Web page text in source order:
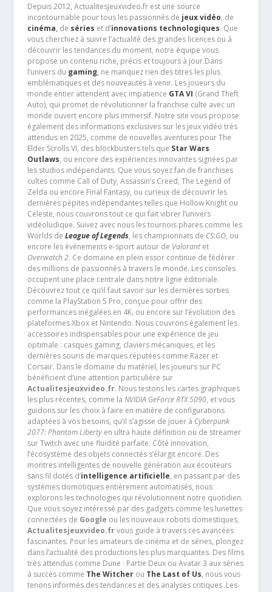
Depuis 2012, Actualitesjeuxvideo.fr est une source
incontournable pour tous les passionnés de jeux vidéo, de
cinéma,de séries et d’innovations technologiques. Que
vous cherchiez à suivre l’actualité des grandes licences ou à
découvrir les tendances du moment, notre équipe vous
propose un contenu riche, précis et toujours à jour.Dans
l’univers du gaming, ne manquez rien des titres les plus
emblématiques et des nouveautés à venir. Les joueurs du
monde entier attendent avec impatience GTA VI (Grand Theft
Auto), qui promet de révolutionner la franchise culte avec un
monde ouvert encore plus immersif. Notre site vous propose
également des informations exclusives sur les jeux vidéo très
attendus en 2025, comme de nouvelles aventures pour The
Elder Scrolls VI, des blockbusters tels que Star Wars
Outlaws, ou encore des expériences innovantes signées par
les studios indépendants. Que vous soyez fan de franchises
cultes comme Call of Duty, Assassin’s Creed, The Legend of
Zelda ou encore Final Fantasy, ou curieux de découvrir les
dernières pépites indépendantes telles que Hollow Knight ou
Celeste, nous couvrons tout ce qui fait vibrer l’univers
vidéoludique. Suivez avec nous les tournois phares comme les
Worlds de League of Legends, les championnats de CS:GO, ou
encore les événements e-sport autour de Valorantet
Overwatch 2. Ce domaine en plein essor continue de fédérer
des millions de passionnés à travers le monde. Les consoles
occupent une place centrale dans notre ligne éditoriale.
Découvrez tout ce qu’il faut savoir sur les dernières sorties
comme la PlayStation 5 Pro, conçue pour offrir des
performances inégalées en 4K, ou encore sur l’évolution des
plateformes Xbox et Nintendo. Nous couvrons également les
accessoires indispensables pour une expérience de jeu
optimale : casques gaming, claviers mécaniques, et les
dernières souris de marques réputées comme Razer et
Corsair. Dans le domaine du matériel, les joueurs sur PC
bénéficient d’une attention particulière sur
Actualitesjeuxvideo.fr. Nous testons les cartes graphiques
les plus récentes, comme la NVIDIA GeForce RTX 5090, et vous
guidons sur les choix à faire en matière de configurations
adaptées à vos besoins, qu’il s’agisse de jouer à Cyberpunk
2077: Phantom Libertyen ultra haute définition ou de streamer
sur Twitch avec une fluidité parfaite. Côté innovation,
l’écosystème des objets connectés s’élargit encore. Des
montres intelligentes de nouvelle génération aux écouteurs
sans fil dotés d’intelligence artificielle, en passant par des
systèmes domotiques entièrement automatisés, nous
explorons les technologies qui révolutionnent notre quotidien.
Que vous soyez intéressé par des gadgets comme les lunettes
connectées de Google ou les nouveaux robots domestiques,
Actualitesjeuxvideo.frvous guide à travers ces avancées
fascinantes. Pour les amateurs de cinéma et de séries, plongez
dans l’actualité des productions les plus marquantes. Des films
très attendus comme Dune : Partie Deux ou Avatar 3 aux séries
à succès comme The Witcherou The Last of Us, nous vous
tenons informés des tendances et des analyses critiques .Les